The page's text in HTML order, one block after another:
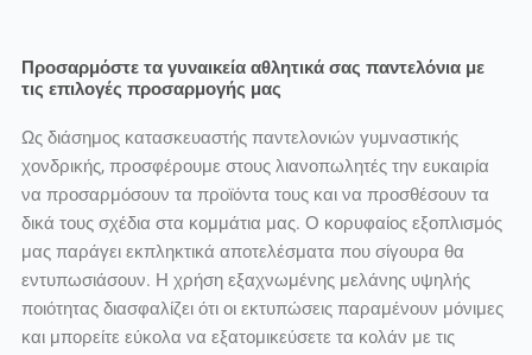
Προσαρμόστε τα γυναικεία αθλητικά σας παντελόνια με
τις επιλογές προσαρμογής μας
Ως διάσημος κατασκευαστής παντελονιών γυμναστικής
χονδρικής, προσφέρουμε στους λιανοπωλητές την ευκαιρία
να προσαρμόσουν τα προϊόντα τους και να προσθέσουν τα
δικά τους σχέδια στα κομμάτια μας. Ο κορυφαίος εξοπλισμός
μας παράγει εκπληκτικά αποτελέσματα που σίγουρα θα
εντυπωσιάσουν. Η χρήση εξαχνωμένης μελάνης υψηλής
ποιότητας διασφαλίζει ότι οι εκτυπώσεις παραμένουν μόνιμες
και μπορείτε εύκολα να εξατομικεύσετε τα κολάν με τις